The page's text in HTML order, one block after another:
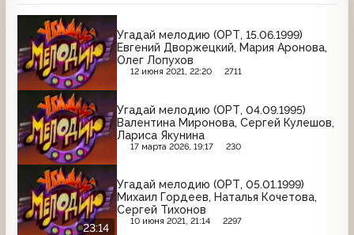
Угадай мелодию (ОРТ, 15.06.1999)
Евгений Дворжецкий, Мария Аронова,
Олег Лопухов
12 июня 2021, 22:20 2711
Угадай мелодию (ОРТ, 04.09.1995)
Валентина Миронова, Сергей Кулешов,
Лариса Якунина
17 марта 2026, 19:17 230
23:14
Угадай мелодию (ОРТ, 05.01.1999)
Михаил Гордеев, Наталья Кочетова,
Сергей Тихонов
10 июня 2021, 21:14 2297